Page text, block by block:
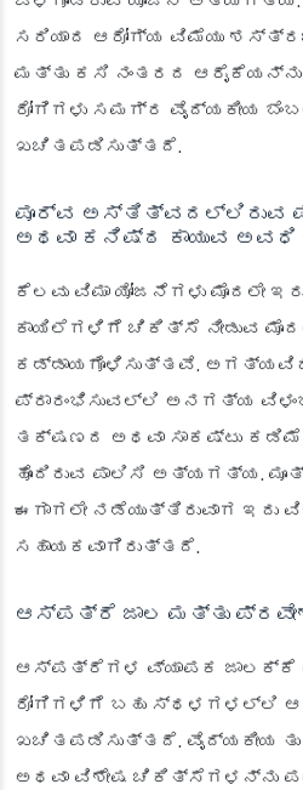
ಸರಿಯಾದ ಆರೋಗ್ಯ ವಿಮೆಯು
ಮತ್ತು ಕಸಿ ನಂತರದ ಆರೈಕೆಯನ್ನು
ರೋಗಿಗಳು ಸಮಗ್ರ ವೈದ್ಯಕೀಯ
ಖಚಿತಪಡಿಸುತ್ತದೆ.
ಪೂರ್ವ ಅಸ್ತಿತ್ವದಲ್ಲಿರುವ
ಅಥವಾ ಕನಿಷ್ಠ ಕಾಯುವ
ಕೆಲವು ವಿಮಾ ಯೋಜನೆಗಳು ಮೊದಲೇ
ಕಾಯಿಲೆಗಳಿಗೆ ಚಿಕಿತ್ಸೆ ನೀಡುವ
ಕಡ್ಡಾಯಗೊಳಿಸುತ್ತವೆ.
ಪ್ರಾರಂಭಿಸುವಲ್ಲಿ ಅನಗತ್ಯ
ತಕ್ಷಣದ ಅಥವಾ ಸಾಕಷ್ಟು ಕಡಿಮೆ
ಹೊಂದಿರುವ ಪಾಲಿಸಿ ಅತ್ಯಗತ್ಯ.
ಈಗಾಗಲೇ ನಡೆಯುತ್ತಿರುವಾಗ ಇದು
ಸಹಾಯಕವಾಗಿರುತ್ತದೆ.
ಆಸ್ಪತ್ರೆ ಜಾಲ ಮತ್ತು
ಆಸ್ಪತ್ರೆಗಳ ವ್ಯಾಪಕ ಜಾಲಕ್ಕೆ
ರೋಗಿಗಳಿಗೆ ಬಹು ಸ್ಥಳಗಳಲ್ಲಿ
ಖಚಿತಪಡಿಸುತ್ತದೆ. ವೈದ್ಯಕೀಯ
ಅಥವಾ ವಿಶೇಷ ಚಿಕಿತ್ಸೆಗಳನ್ನು